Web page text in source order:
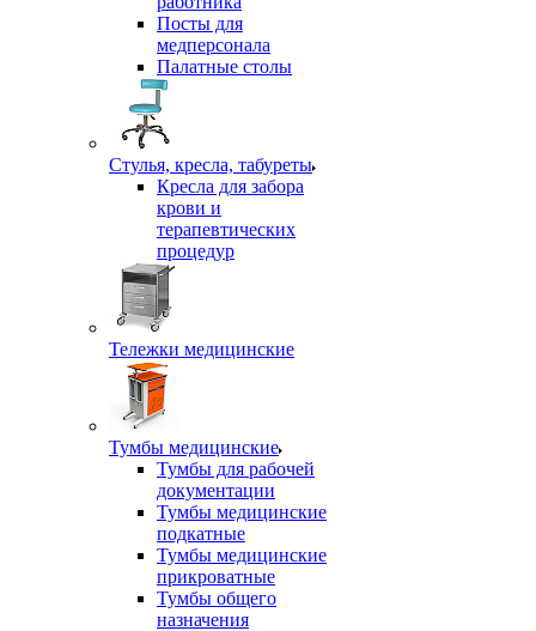
Посты для
медперсонала
Палатные столы
Стулья, кресла, табуреты
Кресла для забора
крови и
терапевтических
процедур
Тележки медицинские
Тумбы медицинские
Тумбы для рабочей
документации
Тумбы медицинские
подкатные
Тумбы медицинские
прикроватные
Тумбы общего
назначения